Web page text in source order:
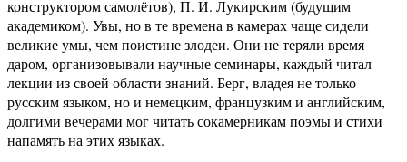
конструктором самолётов), П. И. Лукирским (будущим
академиком). Увы, но в те времена в камерах чаще сидели
великие умы, чем поистине злодеи. Они не теряли время
даром, организовывали научные семинары, каждый читал
лекции из своей области знаний. Берг, владея не только
русским языком, но и немецким, французким и английским,
долгими вечерами мог читать сокамерникам поэмы и стихи
напамять на этих языках.